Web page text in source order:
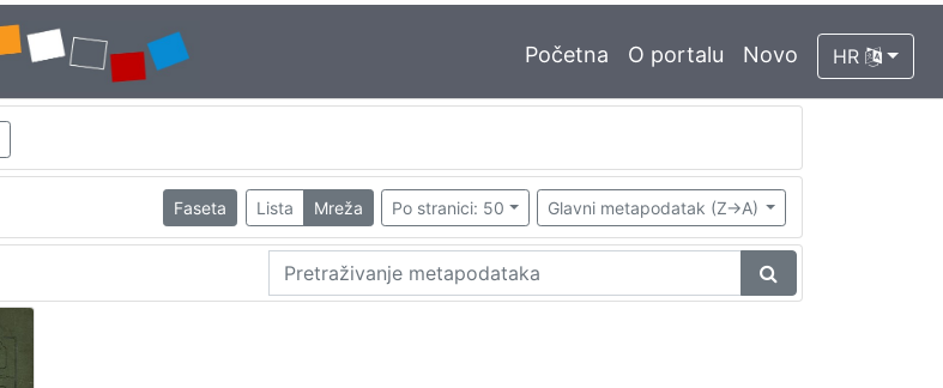
Početna O portalu Novo HR
Faseta Lista Mreža Po stranici: 50 Glavni metapodatak (Z->A)